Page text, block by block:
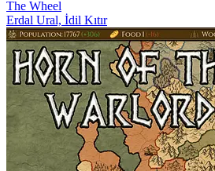
The Wheel
Erdal Ural, İdil Kıtır